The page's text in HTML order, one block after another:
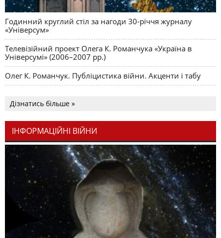
Годинний круглий стіл за нагоди 30-річчя журналу
«Універсум»
Телевізійний проект Олега К. Романчука «Україна в
Універсумі» (2006–2007 рр.)
Олег К. Романчук. Публіцистика війни. Акценти і табу
Дізнатись більше »
ІНФОРМАЦІЙНІ ВІЙНИ